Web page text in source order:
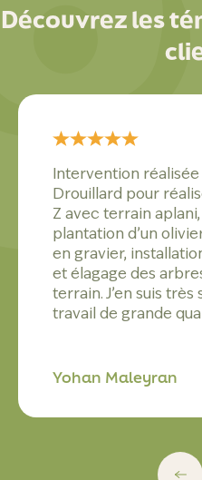
Découvrez les
Intervention
Drouillard pour
Z avec terrain
plantation d’un
en gravier,
et élagage des
terrain. J’en suis
travail de grande
Yohan Maleyran